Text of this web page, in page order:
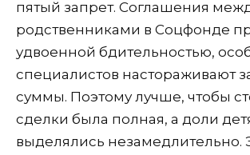
пятый запрет. Соглашения
родственниками в Соцфонде
удвоенной бдительностью,
специалистов настораживают
суммы. Поэтому лучше, чтобы
сделки была полная, а доли
выделялись незамедлительно.